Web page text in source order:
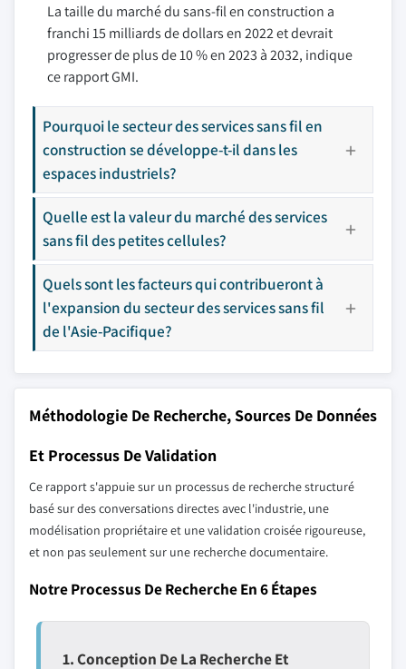
La taille du marché du sans-fil en construction a
franchi 15 milliards de dollars en 2022 et devrait
progresser de plus de 10 % en 2023 à 2032, indique
ce rapport GMI.
Pourquoi le secteur des services sans fil en
construction se développe-t-il dans les
espaces industriels?
Quelle est la valeur du marché des services
sans fil des petites cellules?
Quels sont les facteurs qui contribueront à
l'expansion du secteur des services sans fil
de l'Asie-Pacifique?
Méthodologie De Recherche, Sources De Données
Et Processus De Validation
Ce rapport s'appuie sur un processus de recherche structuré
basé sur des conversations directes avec l'industrie, une
modélisation propriétaire et une validation croisée rigoureuse,
et non pas seulement sur une recherche documentaire.
Notre Processus De Recherche En 6 Étapes
1. Conception De La Recherche Et